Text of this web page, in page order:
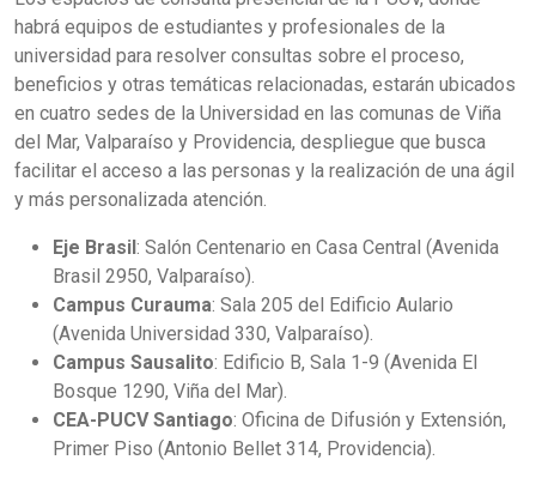
habrá equipos de estudiantes y profesionales de la
universidad para resolver consultas sobre el proceso,
beneficios y otras temáticas relacionadas, estarán ubicados
en cuatro sedes de la Universidad en las comunas de Viña
del Mar, Valparaíso y Providencia, despliegue que busca
facilitar el acceso a las personas y la realización de una ágil
y más personalizada atención.
Eje Brasil : Salón Centenario en Casa Central (Avenida
Brasil 2950, Valparaíso).
Campus Curauma: Sala 205 del Edificio Aulario
(Avenida Universidad 330, Valparaíso).
Campus Sausalito: Edificio B, Sala 1-9 (Avenida El
Bosque 1290, Viña del Mar).
CEA-PUCV Santiago: Oficina de Difusión y Extensión,
Primer Piso (Antonio Bellet 314, Providencia).